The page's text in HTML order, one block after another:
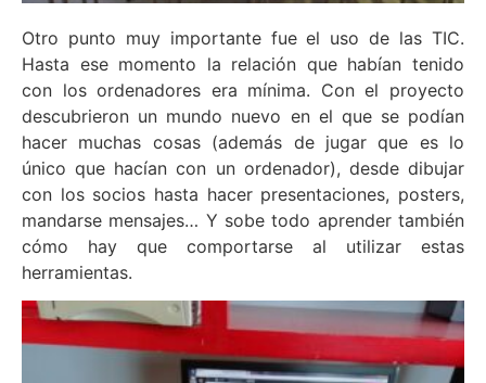
Otro punto muy importante fue el uso de las TIC.
Hasta ese momento la relación que habían tenido
con los ordenadores era mínima. Con el proyecto
descubrieron un mundo nuevo en el que se podían
hacer muchas cosas (además de jugar que es lo
único que hacían con un ordenador), desde dibujar
con los socios hasta hacer presentaciones, posters,
mandarse mensajes… Y sobe todo aprender también
cómo hay que comportarse al utilizar estas
herramientas.